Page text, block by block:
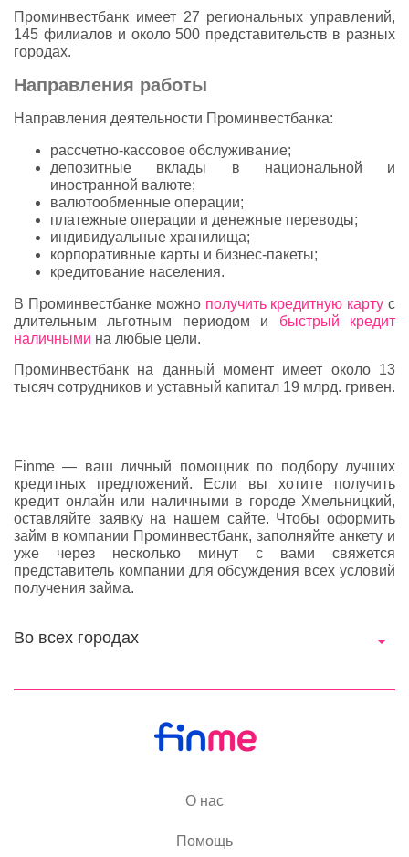
Проминвестбанк имеет 27 региональных управлений,
145 филиалов и около 500 представительств в разных
городах.
Направления работы
Направления деятельности Проминвестбанка:
рассчетно-кассовое обслуживание;
депозитные вклады в национальной и
иностранной валюте;
валютообменные операции;
платежные операции и денежные переводы;
индивидуальные хранилища;
корпоративные карты и бизнес-пакеты;
кредитование населения.
В Проминвестбанке можно получить кредитную карту с
длительным льготным периодом и быстрый кредит
наличными на любые цели.
Проминвестбанк на данный момент имеет около 13
тысяч сотрудников и уставный капитал 19 млрд. гривен.
Finme — ваш личный помощник по подбору лучших
кредитных предложений. Если вы хотите получить
кредит онлайн или наличными в городе Хмельницкий,
оставляйте заявку на нашем сайте. Чтобы оформить
займ в компании Проминвестбанк, заполняйте анкету и
уже через несколько минут с вами свяжется
представитель компании для обсуждения всех условий
получения займа.
Во всех городах
О нас
Помощь